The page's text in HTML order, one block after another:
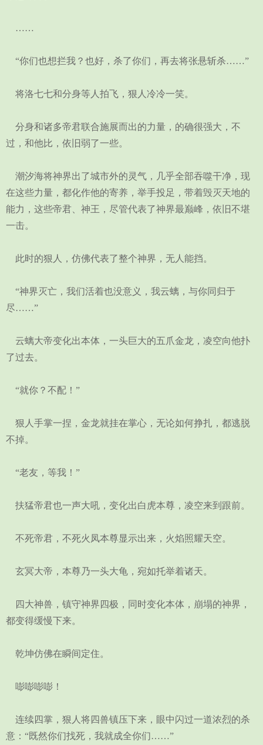
……
“你们也想拦我？也好，杀了你们，再去将张悬斩杀……”
将洛七七和分身等人拍飞，狠人冷冷一笑。
分身和诸多帝君联合施展而出的力量，的确很强大，不
过，和他比，依旧弱了一些。
潮汐海将神界出了城市外的灵气，几乎全部吞噬干净，现
在这些力量，都化作他的寄养，举手投足，带着毁灭天地的
能力，这些帝君、神王，尽管代表了神界最巅峰，依旧不堪
一击。
此时的狠人，仿佛代表了整个神界，无人能挡。
“神界灭亡，我们活着也没意义，我云螭，与你同归于
尽……”
云螭大帝变化出本体，一头巨大的五爪金龙，凌空向他扑
了过去。
“就你？不配！”
狠人手掌一捏，金龙就挂在掌心，无论如何挣扎，都逃脱
不掉。
“老友，等我！”
扶猛帝君也一声大吼，变化出白虎本尊，凌空来到跟前。
不死帝君，不死火凤本尊显示出来，火焰照耀天空。
玄冥大帝，本尊乃一头大龟，宛如托举着诸天。
四大神兽，镇守神界四极，同时变化本体，崩塌的神界，
都变得缓慢下来。
乾坤仿佛在瞬间定住。
嘭嘭嘭嘭！
连续四掌，狠人将四兽镇压下来，眼中闪过一道浓烈的杀
意：“既然你们找死，我就成全你们……”